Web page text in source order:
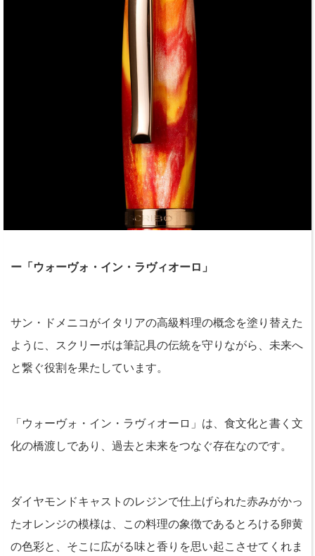
ー「ウォーヴォ・イン・ラヴィオーロ」
サン・ドメニコがイタリアの高級料理の概念を塗り替えた
ように、スクリーボは筆記具の伝統を守りながら、未来へ
と繋ぐ役割を果たしています。
「ウォーヴォ・イン・ラヴィオーロ」は、食文化と書く文
化の橋渡しであり、過去と未来をつなぐ存在なのです。
ダイヤモンドキャストのレジンで仕上げられた赤みがかっ
たオレンジの模様は、この料理の象徴であるとろける卵黄
の色彩と、そこに広がる味と香りを思い起こさせてくれま